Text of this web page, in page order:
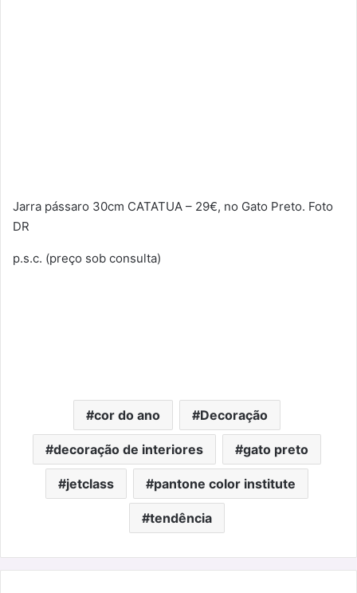
Jarra pássaro 30cm CATATUA – 29€, no Gato Preto. Foto
DR
p.s.c. (preço sob consulta)
cor do ano Decoração
decoração de interiores gato preto
jetclass pantone color institute
tendência